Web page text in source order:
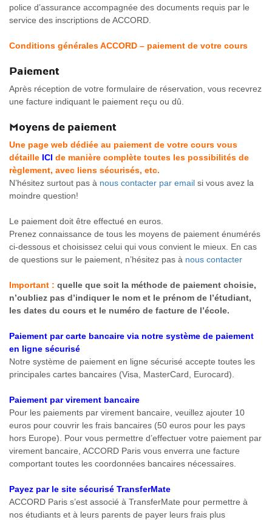
police d’assurance accompagnée des documents requis par le
service des inscriptions de ACCORD.
Conditions générales ACCORD – paiement de votre cours
Paiement
Après réception de votre formulaire de réservation, vous recevrez
une facture indiquant le paiement reçu ou dû.
Moyens de paiement
Une page web dédiée au paiement de votre cours vous
détaille ICI de manière complète toutes les possibilités de
règlement, avec liens sécurisés, etc.
N’hésitez surtout pas à nous contacter par email si vous avez la
moindre question!
Le paiement doit être effectué en euros.
Prenez connaissance de tous les moyens de paiement énumérés
ci-dessous et choisissez celui qui vous convient le mieux. En cas
de questions sur le paiement, n’hésitez pas à nous contacter
Important : quelle que soit la méthode de paiement choisie,
n’oubliez pas d’indiquer le nom et le prénom de l’étudiant,
les dates du cours et le numéro de facture de l’école.
Paiement par carte bancaire via notre système de paiement
en ligne sécurisé
Notre système de paiement en ligne sécurisé accepte toutes les
principales cartes bancaires (Visa, MasterCard, Eurocard).
Paiement par virement bancaire
Pour les paiements par virement bancaire, veuillez ajouter 10
euros pour couvrir les frais bancaires (50 euros pour les pays
hors Europe). Pour vous permettre d’effectuer votre paiement par
virement bancaire, ACCORD Paris vous enverra une facture
comportant toutes les coordonnées bancaires nécessaires.
Payez par le site sécurisé TransferMate
ACCORD Paris s’est associé à TransferMate pour permettre à
nos étudiants et à leurs parents de payer leurs frais plus